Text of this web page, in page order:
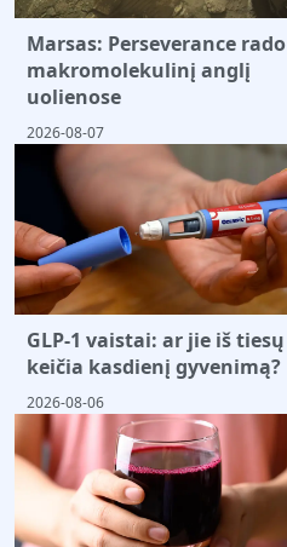
Marsas: Perseverance rado
makromolekulinį anglį
uolienose
2026-08-07
GLP-1 vaistai: ar jie iš tiesų
keičia kasdienį gyvenimą?
2026-08-06